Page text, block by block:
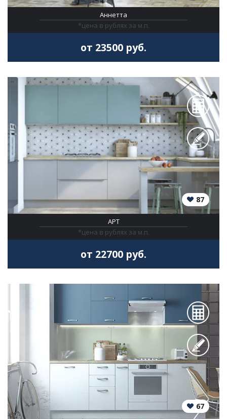
Аннетта
*цена в рублях за м.п.
от 23500 руб.
87
АРТ
*цена в рублях за м.п.
от 22700 руб.
67